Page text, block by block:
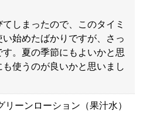
しまったので、このタイミ
始めたばかりですが、さっ
。夏の季節にもよいかと思
使うのが良いかと思いまし
ーンローション（果汁水）